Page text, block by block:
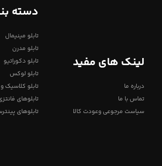
لینک های مفید
درباره ما
تماس با ما
سیاست مرجوعی وعودت کالا
دسته
تابلو مینیمال
تابلو مدرن
تابلو دکوراتیو
تابلو لوکس
تابلو کلاسیک
تابلوهای
تابلوهای